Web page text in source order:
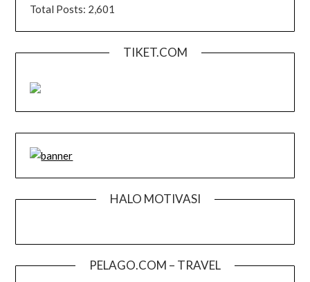
Total Posts: 2,601
TIKET.COM
HALO MOTIVASI
PELAGO.COM – TRAVEL